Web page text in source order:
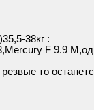
38кг :
F 9.9
то